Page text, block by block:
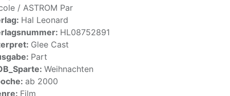
/ ASTROM Par
Hal Leonard
HL08752891
Glee Cast
Part
Weihnachten
ab 2000
Film